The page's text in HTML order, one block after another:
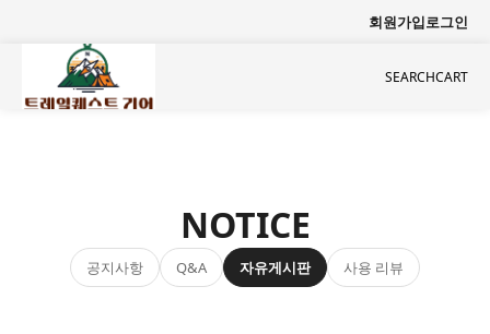
회원가입로그인
SEARCHCART
NOTICE
공지사항 Q&A 자유게시판 사용 리뷰